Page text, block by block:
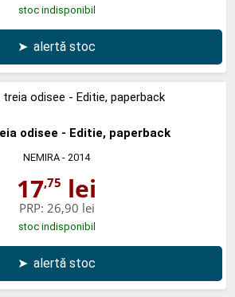
stoc indisponibil
➤ alertă stoc
odisee - Editie, paperback
NEMIRA - 2014
17,75 lei
PRP: 26,90 lei
stoc indisponibil
➤ alertă stoc